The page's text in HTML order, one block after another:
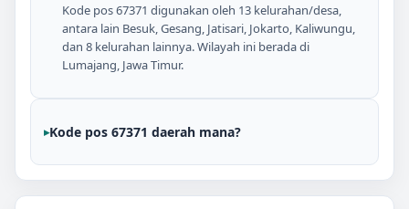
Kode pos 67371 digunakan oleh 13 kelurahan/desa,
antara lain Besuk, Gesang, Jatisari, Jokarto, Kaliwungu,
dan 8 kelurahan lainnya. Wilayah ini berada di
Lumajang, Jawa Timur.
Kode pos 67371 daerah mana?